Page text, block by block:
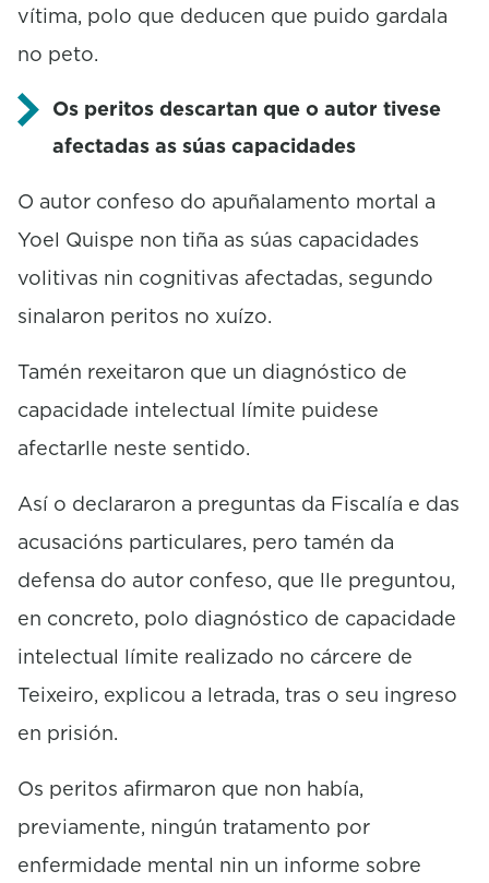
vítima, polo que deducen que puido gardala
no peto.
Os peritos descartan que o autor tivese
afectadas as súas capacidades
O autor confeso do apuñalamento mortal a
Yoel Quispe non tiña as súas capacidades
volitivas nin cognitivas afectadas, segundo
sinalaron peritos no xuízo.
Tamén rexeitaron que un diagnóstico de
capacidade intelectual límite puidese
afectarlle neste sentido.
Así o declararon a preguntas da Fiscalía e das
acusacións particulares, pero tamén da
defensa do autor confeso, que lle preguntou,
en concreto, polo diagnóstico de capacidade
intelectual límite realizado no cárcere de
Teixeiro, explicou a letrada, tras o seu ingreso
en prisión.
Os peritos afirmaron que non había,
previamente, ningún tratamento por
enfermidade mental nin un informe sobre